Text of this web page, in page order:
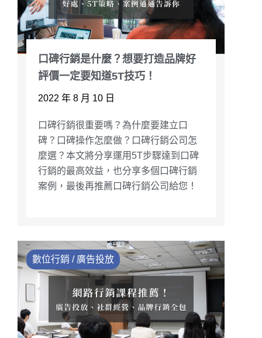
口碑行銷是什麼？想要打造品牌好
評價一定要知道5T技巧！
2022 年 8 月 10 日
口碑行銷很重要嗎？為什麼要建立口
碑？口碑操作怎麼做？口碑行銷公司怎
麼選？本文將分享運用5T步驟達到口碑
行銷的最高效益，也分享多個口碑行銷
案例，最後再推薦口碑行銷公司給您！
數位行銷 / 廣告投放